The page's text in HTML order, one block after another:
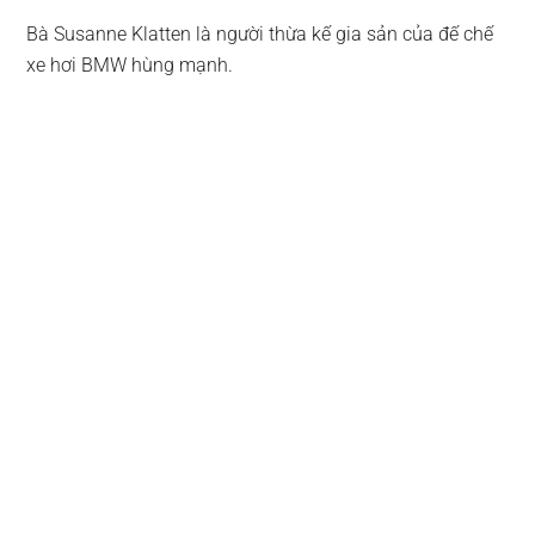
Bà Susanne Klatten là người thừa kế gia sản của đế chế
xe hơi BMW hùng mạnh.